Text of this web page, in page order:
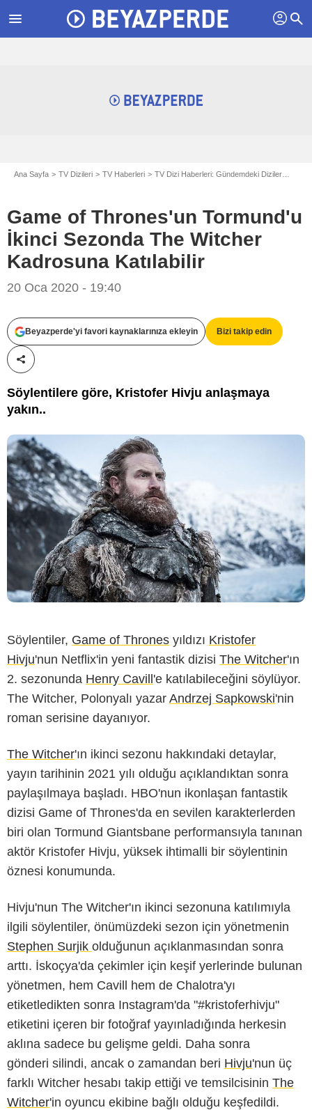
menu profil search
Ana Sayfa TV Dizileri TV Haberleri TV Dizi Haberleri: Gündemdeki Diziler
Game of Thrones'un Tormund'u
İkinci Sezonda The Witcher
Kadrosuna Katılabilir
20 Oca 2020 - 19:40
Beyazperde'yi favori kaynaklarınıza ekleyin Bizi takip edin
Paylaş!
Söylentilere göre, Kristofer Hivju anlaşmaya
yakın..
Söylentiler, Game of Thrones yıldızı Kristofer
Hivju'nun Netflix'in yeni fantastik dizisi The Witcher'ın
2. sezonunda Henry Cavill'e katılabileceğini söylüyor.
The Witcher, Polonyalı yazar Andrzej Sapkowski'nin
roman serisine dayanıyor.
The Witcher'ın ikinci sezonu hakkındaki detaylar,
yayın tarihinin 2021 yılı olduğu açıklandıktan sonra
paylaşılmaya başladı. HBO'nun ikonlaşan fantastik
dizisi Game of Thrones'da en sevilen karakterlerden
biri olan Tormund Giantsbane performansıyla tanınan
aktör Kristofer Hivju, yüksek ihtimalli bir söylentinin
öznesi konumunda.
Hivju'nun The Witcher'ın ikinci sezonuna katılımıyla
ilgili söylentiler, önümüzdeki sezon için yönetmenin
Stephen Surjik olduğunun açıklanmasından sonra
arttı. İskoçya'da çekimler için keşif yerlerinde bulunan
yönetmen, hem Cavill hem de Chalotra'yı
etiketledikten sonra Instagram'da "#kristoferhivju"
etiketini içeren bir fotoğraf yayınladığında herkesin
aklına sadece bu gelişme geldi. Daha sonra
gönderi silindi, ancak o zamandan beri Hivju'nun üç
farklı Witcher hesabı takip ettiği ve temsilcisinin The
Witcher'in oyuncu ekibine bağlı olduğu keşfedildi.